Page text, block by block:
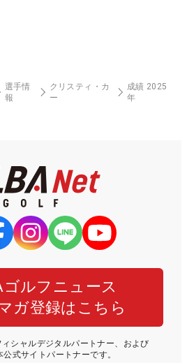
選手情
報
クリスティ・カ
ー
成績 2025
年
ゴルフニュース
ガ登録はこちら
シャルデジタルパートナー、および
公式サイトパートナーです。